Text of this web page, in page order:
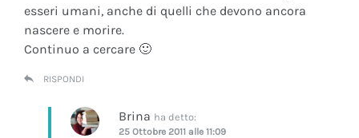
esseri umani, anche di quelli che devono ancora
nascere e morire.
Continuo a cercare 🙂
RISPONDI
Brina ha detto:
25 Ottobre 2011 alle 11:09